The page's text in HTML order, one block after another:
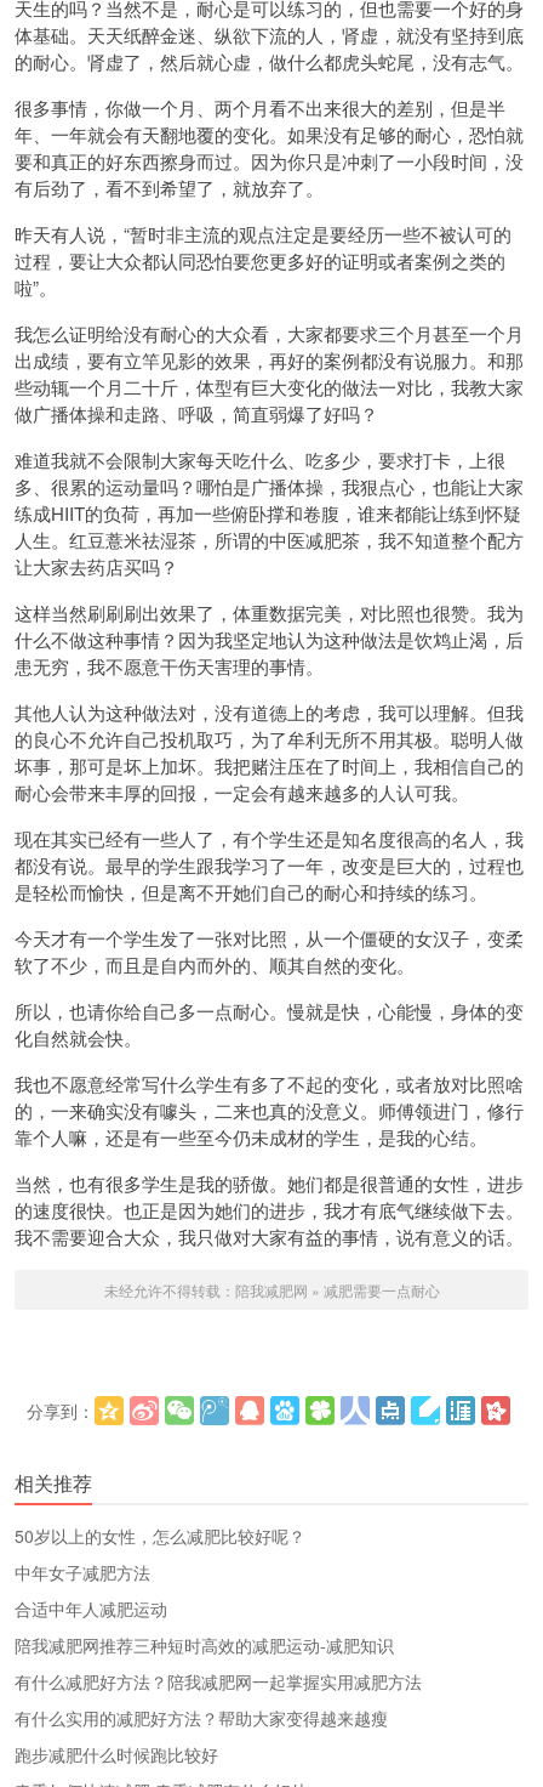
天生的吗？当然不是，耐心是可以练习的，但也需要一个好的身
体基础。天天纸醉金迷、纵欲下流的人，肾虚，就没有坚持到底
的耐心。肾虚了，然后就心虚，做什么都虎头蛇尾，没有志气。
很多事情，你做一个月、两个月看不出来很大的差别，但是半
年、一年就会有天翻地覆的变化。如果没有足够的耐心，恐怕就
要和真正的好东西擦身而过。因为你只是冲刺了一小段时间，没
有后劲了，看不到希望了，就放弃了。
昨天有人说，“暂时非主流的观点注定是要经历一些不被认可的
过程，要让大众都认同恐怕要您更多好的证明或者案例之类的
啦”。
我怎么证明给没有耐心的大众看，大家都要求三个月甚至一个月
出成绩，要有立竿见影的效果，再好的案例都没有说服力。和那
些动辄一个月二十斤，体型有巨大变化的做法一对比，我教大家
做广播体操和走路、呼吸，简直弱爆了好吗？
难道我就不会限制大家每天吃什么、吃多少，要求打卡，上很
多、很累的运动量吗？哪怕是广播体操，我狠点心，也能让大家
练成HIIT的负荷，再加一些俯卧撑和卷腹，谁来都能让练到怀疑
人生。红豆薏米祛湿茶，所谓的中医减肥茶，我不知道整个配方
让大家去药店买吗？
这样当然刷刷刷出效果了，体重数据完美，对比照也很赞。我为
什么不做这种事情？因为我坚定地认为这种做法是饮鸩止渴，后
患无穷，我不愿意干伤天害理的事情。
其他人认为这种做法对，没有道德上的考虑，我可以理解。但我
的良心不允许自己投机取巧，为了牟利无所不用其极。聪明人做
坏事，那可是坏上加坏。我把赌注压在了时间上，我相信自己的
耐心会带来丰厚的回报，一定会有越来越多的人认可我。
现在其实已经有一些人了，有个学生还是知名度很高的名人，我
都没有说。最早的学生跟我学习了一年，改变是巨大的，过程也
是轻松而愉快，但是离不开她们自己的耐心和持续的练习。
今天才有一个学生发了一张对比照，从一个僵硬的女汉子，变柔
软了不少，而且是自内而外的、顺其自然的变化。
所以，也请你给自己多一点耐心。慢就是快，心能慢，身体的变
化自然就会快。
我也不愿意经常写什么学生有多了不起的变化，或者放对比照啥
的，一来确实没有噱头，二来也真的没意义。师傅领进门，修行
靠个人嘛，还是有一些至今仍未成材的学生，是我的心结。
当然，也有很多学生是我的骄傲。她们都是很普通的女性，进步
的速度很快。也正是因为她们的进步，我才有底气继续做下去。
我不需要迎合大众，我只做对大家有益的事情，说有意义的话。
未经允许不得转载： 陪我减肥网 » 减肥需要一点耐心
分享到：
相关推荐
50岁以上的女性，怎么减肥比较好呢？
中年女子减肥方法
合适中年人减肥运动
陪我减肥网推荐三种短时高效的减肥运动-减肥知识
有什么减肥好方法？陪我减肥网一起掌握实用减肥方法
有什么实用的减肥好方法？帮助大家变得越来越瘦
跑步减肥什么时候跑比较好